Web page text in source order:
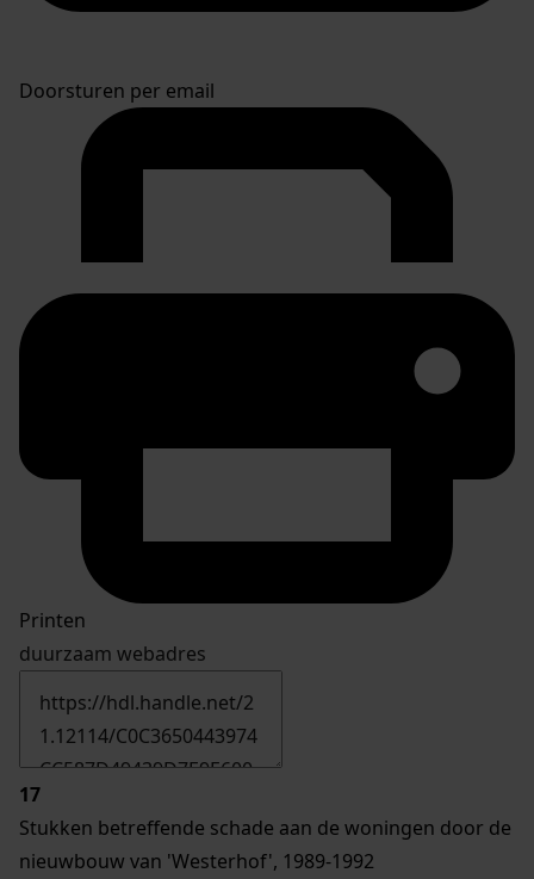
Doorsturen per email
Printen
duurzaam webadres
17
Stukken betreffende schade aan de woningen door de
nieuwbouw van 'Westerhof', 1989-1992